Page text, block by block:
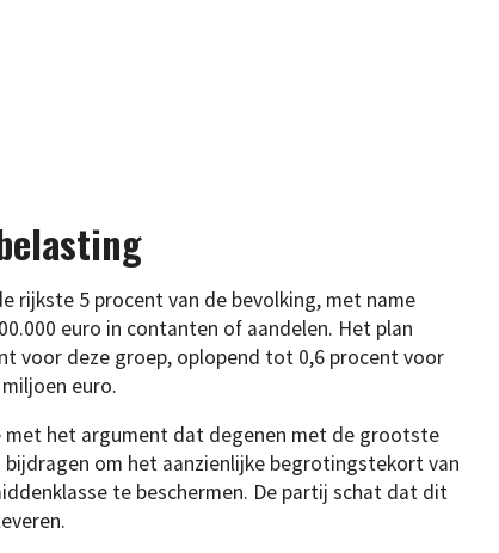
rijkste 5 procent van de bevolking, met name
euro in contanten of aandelen. Het plan
voor deze groep, oplopend tot 0,6 procent voor
euro.
met het argument dat degenen met de grootste
om het aanzienlijke begrotingstekort van
te beschermen. De partij schat dat dit